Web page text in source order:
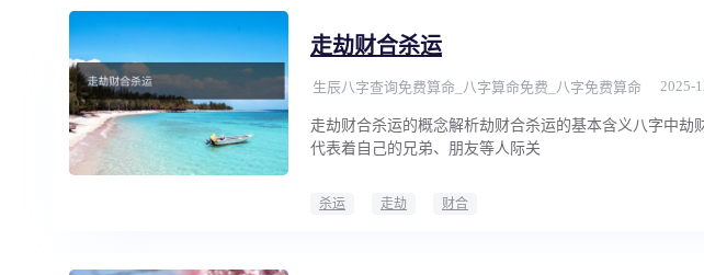
走劫财合杀运
生辰八字查询免费算命_八字算命免费_八字免费算命 2025-
走劫财合杀运的概念解析劫财合杀运的基本含义八字中
代表着自己的兄弟、朋友等人际关
杀运 走劫 财合